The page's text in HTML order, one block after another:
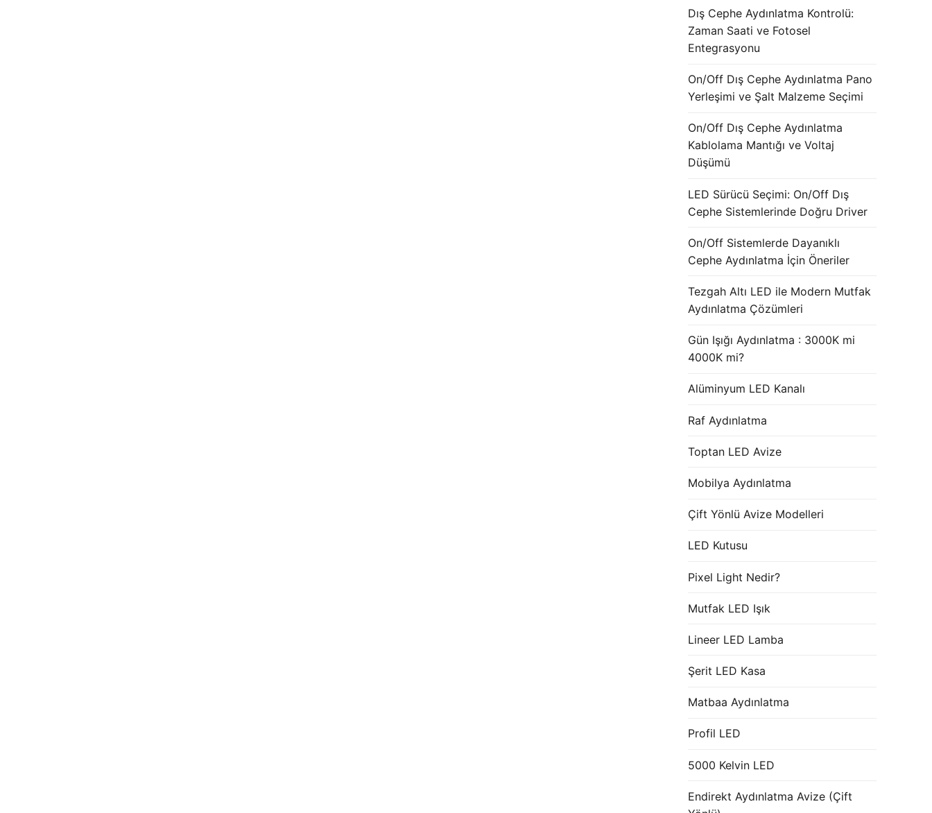
Dış Cephe Aydınlatma Kontrolü:
Zaman Saati ve Fotosel
Entegrasyonu
On/Off Dış Cephe Aydınlatma Pano
Yerleşimi ve Şalt Malzeme Seçimi
On/Off Dış Cephe Aydınlatma
Kablolama Mantığı ve Voltaj
Düşümü
LED Sürücü Seçimi: On/Off Dış
Cephe Sistemlerinde Doğru Driver
On/Off Sistemlerde Dayanıklı
Cephe Aydınlatma İçin Öneriler
Tezgah Altı LED ile Modern Mutfak
Aydınlatma Çözümleri
Gün Işığı Aydınlatma : 3000K mi
4000K mi?
Alüminyum LED Kanalı
Raf Aydınlatma
Toptan LED Avize
Mobilya Aydınlatma
Çift Yönlü Avize Modelleri
LED Kutusu
Pixel Light Nedir?
Mutfak LED Işık
Lineer LED Lamba
Şerit LED Kasa
Matbaa Aydınlatma
Profil LED
5000 Kelvin LED
Endirekt Aydınlatma Avize (Çift